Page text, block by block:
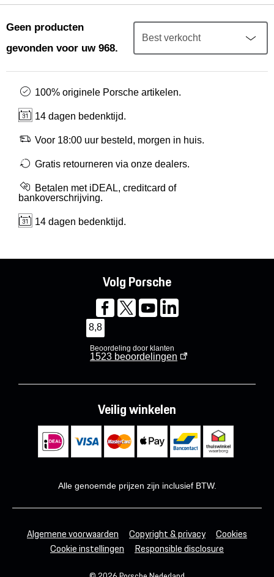
Mijn account
Porsche informatie
Geen producten
gevonden voor uw 968.
100% originele Porsche artikelen.
14 dagen bedenktijd.
Voor 18:00 uur besteld, morgen in huis.
Gratis retourneren via onze dealers.
Betalen met iDEAL, creditcard of
bankoverschrijving.
14 dagen bedenktijd.
Volg Porsche
8,8
Beoordeling door klanten
1523 beoordelingen
Veilig winkelen
Alle genoemde prijzen zijn inclusief BTW.
Algemene voorwaarden Copyright & privacy
Cookies
Cookie instellingen
Responsible disclosure